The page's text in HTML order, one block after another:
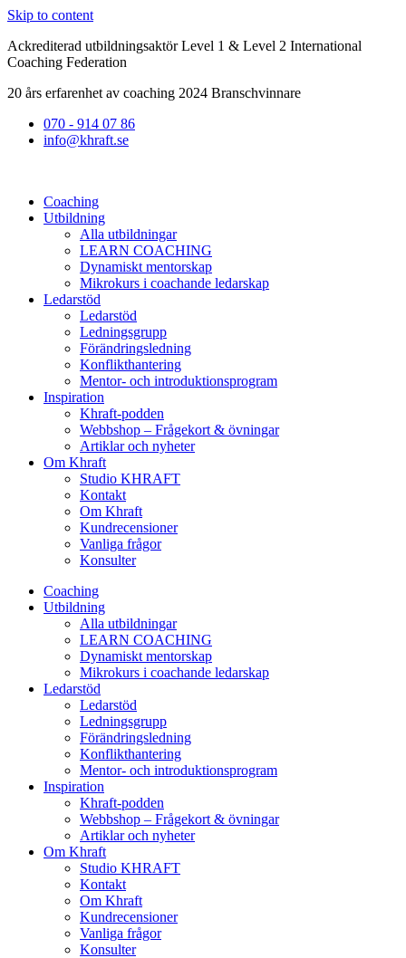
Skip to content
Ackrediterad utbildningsaktör Level 1 & Level 2 International
Coaching Federation
20 års erfarenhet av coaching 2024 Branschvinnare
070 - 914 07 86
info@khraft.se
Coaching
Utbildning
Alla utbildningar
LEARN COACHING
Dynamiskt mentorskap
Mikrokurs i coachande ledarskap
Ledarstöd
Ledarstöd
Ledningsgrupp
Förändringsledning
Konflikthantering
Mentor- och introduktionsprogram
Inspiration
Khraft-podden
Webbshop – Frågekort & övningar
Artiklar och nyheter
Om Khraft
Studio KHRAFT
Kontakt
Om Khraft
Kundrecensioner
Vanliga frågor
Konsulter
Coaching
Utbildning
Alla utbildningar
LEARN COACHING
Dynamiskt mentorskap
Mikrokurs i coachande ledarskap
Ledarstöd
Ledarstöd
Ledningsgrupp
Förändringsledning
Konflikthantering
Mentor- och introduktionsprogram
Inspiration
Khraft-podden
Webbshop – Frågekort & övningar
Artiklar och nyheter
Om Khraft
Studio KHRAFT
Kontakt
Om Khraft
Kundrecensioner
Vanliga frågor
Konsulter